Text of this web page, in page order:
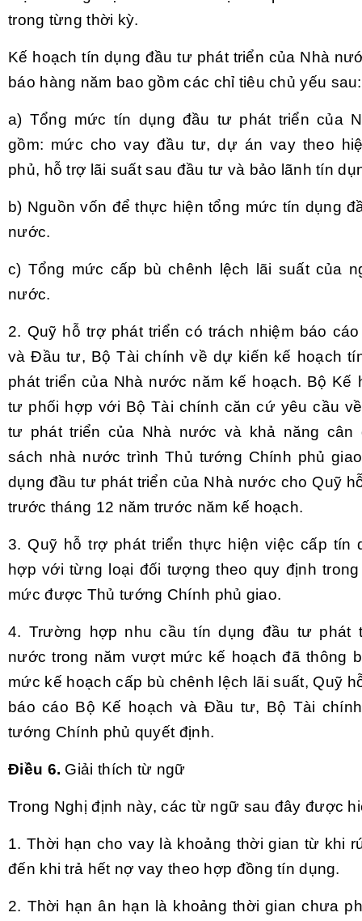
trong từng thời kỳ.
Kế hoạch tín dụng đầu tư phát triển của Nhà
báo hàng năm bao gồm các chỉ tiêu chủ yếu sau:
a) Tổng mức tín dụng đầu tư phát triển của
gồm: mức cho vay đầu tư, dự án vay theo
phủ, hỗ trợ lãi suất sau đầu tư và bảo lãnh tín
b) Nguồn vốn để thực hiện tổng mức tín dụng
nước.
c) Tổng mức cấp bù chênh lệch lãi suất của
nước.
2. Quỹ hỗ trợ phát triển có trách nhiệm báo
và Đầu tư, Bộ Tài chính về dự kiến kế hoạch
phát triển của Nhà nước năm kế hoạch. Bộ Kế
tư phối hợp với Bộ Tài chính căn cứ yêu cầu
tư phát triển của Nhà nước và khả năng cân
sách nhà nước trình Thủ tướng Chính phủ
dụng đầu tư phát triển của Nhà nước cho Quỹ
trước tháng 12 năm trước năm kế hoạch.
3. Quỹ hỗ trợ phát triển thực hiện việc cấp tín
hợp với từng loại đối tượng theo quy định
mức được Thủ tướng Chính phủ giao.
4. Trường hợp nhu cầu tín dụng đầu tư phát
nước trong năm vượt mức kế hoạch đã thông
mức kế hoạch cấp bù chênh lệch lãi suất, Quỹ
báo cáo Bộ Kế hoạch và Đầu tư, Bộ Tài
tướng Chính phủ quyết định.
Điều 6. Giải thích từ ngữ
Trong Nghị định này, các từ ngữ sau đây được
1. Thời hạn cho vay là khoảng thời gian từ khi
đến khi trả hết nợ vay theo hợp đồng tín dụng.
2. Thời hạn ân hạn là khoảng thời gian chưa